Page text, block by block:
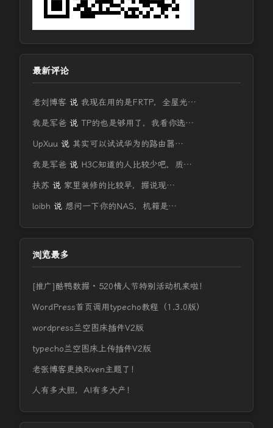
最新评论
老刘博客 说 我现在用的是FRTP，全屋光…
我是军爸 说 TP的也是够用了，我看你选…
UpXuu 说 其实可以试试华为的路由器…
我是军爸 说 H3C知道的人比较少吧，质…
扶苏 说 家里装修的比较早，据说现…
loibh 说 想问一下你的NAS，机箱是…
浏览最多
[推广]酷鸭数据 · 520情人节特别活动机来啦！
WordPress首页调用typecho教程（1.3.0版）
wordpress兰空图床插件V2版
typecho兰空图床上传插件V2版
老张博客更换Riven主题了！
人有多大胆，AI有多大产！